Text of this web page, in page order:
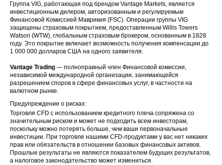
Группа VIG, работающая под брендом Vantage Markets, является
инвестиционным дилером, авторизованным и регулируемым
Финансовой Комиссией Маврикия (FSC). Операции группы VIG
защищены страховым покрытием, предоставленным Willis Towers
Watson (WTW), глобальным страховым брокером, основанным в 1828
году. Это покрытие включает возможность получения компенсации до
1 000 000 долларов США на одного заявителя.
Vantage Trading — полноправный член Финансовой комиссии,
независимой международной организации, занимающейся
разрешением споров в сфере финансовых услуг, в частности на
валютном рынке.
Предупреждение о рисках:
Торговля CFD с использованием кредитного плеча сопряжена со
значительным риском и может не подходить всем инвесторам,
поскольку можно потерять больше, чем ваши первоначальные
инвестиции. При торговле нашими CFD-продуктами у вас нет никаких
прав или обязательств в отношении базовых финансовых активов.
Прошлые результаты не являются показателем будущих результатов,
а налоговое законодательство может измениться.